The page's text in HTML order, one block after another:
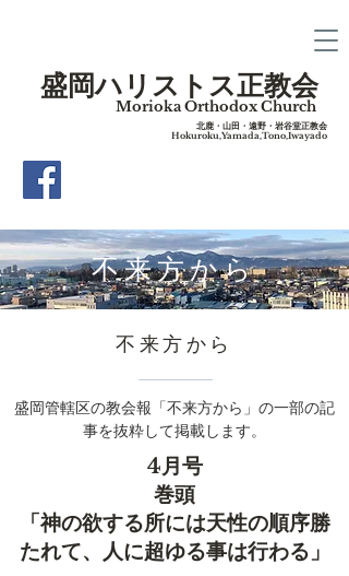
盛岡ハリストス正教会
Morioka Orthodox Church
​北鹿・山田・遠野・岩谷堂正教会
Hokuroku,Yamada,Tono,Iwayado
​不来方から
​不来方から
盛岡管轄区の教会報「不来方から」の一部の記
事を抜粋して掲載します。
4月号
​巻頭
「神の欲する所には天性の順序勝
たれて、人に超ゆる事は行わる」